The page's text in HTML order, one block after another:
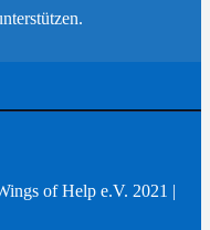
of Help e.V. 2021 |